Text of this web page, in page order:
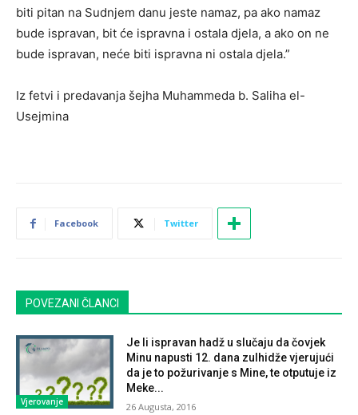
biti pitan na Sudnjem danu jeste namaz, pa ako namaz
bude ispravan, bit će ispravna i ostala djela, a ako on ne
bude ispravan, neće biti ispravna ni ostala djela.”
Iz fetvi i predavanja šejha Muhammeda b. Saliha el-
Usejmina
Facebook Twitter
POVEZANI ČLANCI
Vjerovanje
Je li ispravan hadž u slučaju da čovjek
Minu napusti 12. dana zulhidže vjerujući
da je to požurivanje s Mine, te otputuje iz
Meke...
26 Augusta, 2016